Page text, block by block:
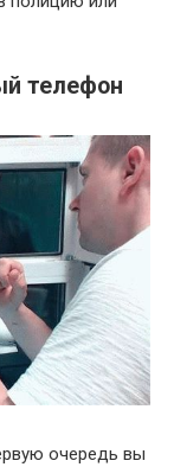
телефон
очередь вы